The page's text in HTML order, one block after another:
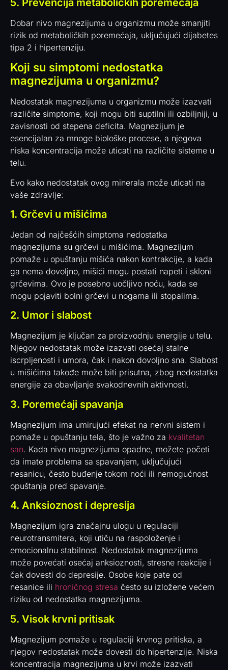
Dobar nivo magnezijuma u organizmu može smanjiti
rizik od metaboličkih poremećaja, uključujući dijabetes
tipa 2 i hipertenziju.
Koji su simptomi nedostatka
magnezijuma u organizmu?
Nedostatak magnezijuma u organizmu može izazvati
različite simptome, koji mogu biti suptilni ili ozbiljniji, u
zavisnosti od stepena deficita. Magnezijum je
esencijalan za mnoge biološke procese, a njegova
niska koncentracija može uticati na različite sisteme u
telu.
Evo kako nedostatak ovog minerala može uticati na
vaše zdravlje:
1. Grčevi u mišićima
Jedan od najčešćih simptoma nedostatka
magnezijuma su grčevi u mišićima. Magnezijum
pomaže u opuštanju mišića nakon kontrakcije, a kada
ga nema dovoljno, mišići mogu postati napeti i skloni
grčevima. Ovo je posebno uočljivo noću, kada se
mogu pojaviti bolni grčevi u nogama ili stopalima.
2. Umor i slabost
Magnezijum je ključan za proizvodnju energije u telu.
Njegov nedostatak može izazvati osećaj stalne
iscrpljenosti i umora, čak i nakon dovoljno sna. Slabost
u mišićima takođe može biti prisutna, zbog nedostatka
energije za obavljanje svakodnevnih aktivnosti.
3. Poremećaji spavanja
Magnezijum ima umirujući efekat na nervni sistem i
pomaže u opuštanju tela, što je važno za kvalitetan
san. Kada nivo magnezijuma opadne, možete početi
da imate problema sa spavanjem, uključujući
nesanicu, često buđenje tokom noći ili nemogućnost
opuštanja pred spavanje.
4. Anksioznost i depresija
Magnezijum igra značajnu ulogu u regulaciji
neurotransmitera, koji utiču na raspoloženje i
emocionalnu stabilnost. Nedostatak magnezijuma
može povećati osećaj anksioznosti, stresne reakcije i
čak dovesti do depresije. Osobe koje pate od
nesanice ili hroničnog stresa često su izložene većem
riziku od nedostatka magnezijuma.
5. Visok krvni pritisak
Magnezijum pomaže u regulaciji krvnog pritiska, a
njegov nedostatak može dovesti do hipertenzije. Niska
koncentracija magnezijuma u krvi može izazvati